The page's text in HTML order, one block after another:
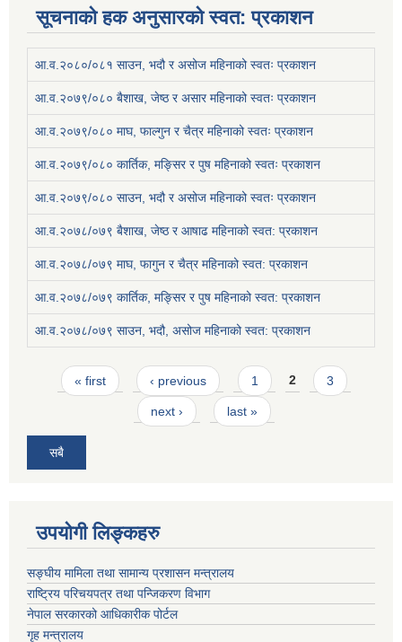
सूचनाको हक अनुसारको स्वत: प्रकाशन
आ.व.२०८०/०८१ साउन, भदौ र असोज महिनाको स्वतः प्रकाशन
आ.व.२०७९/०८० बैशाख, जेष्ठ र असार महिनाको स्वतः प्रकाशन
आ.व.२०७९/०८० माघ, फाल्गुन र चैत्र महिनाको स्वतः प्रकाशन
आ.व.२०७९/०८० कार्तिक, मङ्सिर र पुष महिनाको स्वतः प्रकाशन
आ.व.२०७९/०८० साउन, भदौ र असोज महिनाको स्वतः प्रकाशन
आ.व.२०७८/०७९ बैशाख, जेष्ठ र आषाढ महिनाको स्वत: प्रकाशन
आ.व.२०७८/०७९ माघ, फागुन र चैत्र महिनाको स्वत: प्रकाशन
आ.व.२०७८/०७९ कार्तिक, मङ्सिर र पुष महिनाको स्वत: प्रकाशन
आ.व.२०७८/०७९ साउन, भदौ, असोज महिनाको स्वत: प्रकाशन
Pages
« first ‹ previous 1 2 3
next › last »
सबै
उपयोगी लिङ्कहरु
सङ्घीय मामिला तथा सामान्य प्रशासन मन्त्रालय
राष्ट्रिय परिचयपत्र तथा पन्जिकरण विभाग
नेपाल सरकारको आधिकारीक पोर्टल
गृह मन्त्रालय